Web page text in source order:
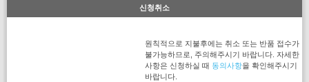
신청취소
원칙적으로 지불후에는 취소 또는 반품 접수가
불가능하므로, 주의해주시기 바랍니다. 자세한
사항은 신청하실 때 동의사항을 확인해주시기
바랍니다.